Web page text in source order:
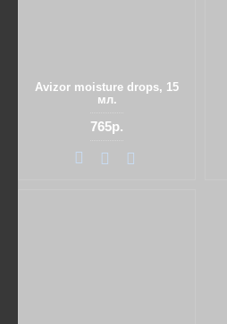
Avizor moisture drops, 15
мл.
765р.